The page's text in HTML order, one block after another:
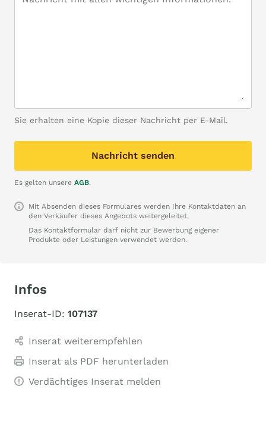
Sie erhalten eine Kopie dieser Nachricht per E-Mail.
Nachricht senden
Es gelten unsere AGB.
Mit Absenden dieses Formulares werden Ihre Kontaktdaten an
den Verkäufer dieses Angebots weitergeleitet.
Das Kontaktformular darf nicht zur Bewerbung eigener
Produkte oder Leistungen verwendet werden.
Infos
Inserat-ID: 107137
Inserat weiterempfehlen
Inserat als PDF herunterladen
Verdächtiges Inserat melden